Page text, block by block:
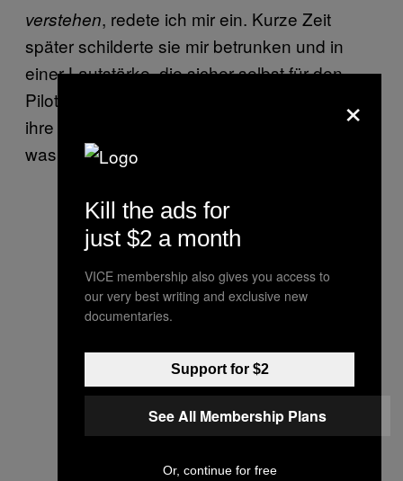
verstehen, redete ich mir ein. Kurze Zeit
später schilderte sie mir betrunken und in
einer Lautstärke, die sicher selbst für den
Piloten zu hören war, auf anschauliche Weise
ihre unanständigsten Fantasien. „Weißt du,
was mir wirklich gefällt?”, fragte sie.
×
Kill the ads for
just $2 a month
VICE membership also gives you access to
our very best writing and exclusive new
documentaries.
Support for $2
See All Membership Plans
Or, continue for free